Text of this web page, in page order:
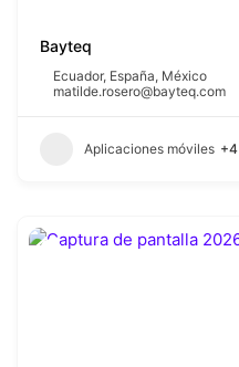
Bayteq
Ecuador, España, México
matilde.rosero@bayteq.com
Aplicaciones móviles +4